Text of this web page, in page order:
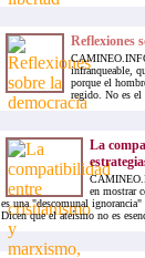
Reflexiones
infranqueable,
porque el
regido. No es el
La
en mostrar
es una "descomunal
Dicen que el ateísmo no es